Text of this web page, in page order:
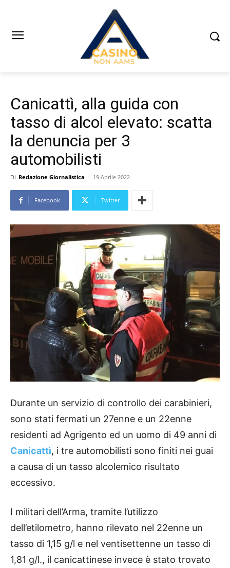
Canicattì, alla guida con
tasso di alcol elevato: scatta
la denuncia per 3
automobilisti
Di Redazione Giornalistica - 19 Aprile 2022
Facebook Twitter
Durante un servizio di controllo dei carabinieri,
sono stati fermati un 27enne e un 22enne
residenti ad Agrigento ed un uomo di 49 anni di
Canicattì, i tre automobilisti sono finiti nei guai
a causa di un tasso alcolemico risultato
eccessivo.
I militari dell’Arma, tramite l’utilizzo
dell’etilometro, hanno rilevato nel 22enne un
tasso di 1,15 g/l e nel ventisettenne un tasso di
1,81 g/l., il canicattinese invece è stato trovato